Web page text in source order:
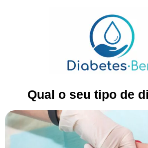
Qual o seu tipo de